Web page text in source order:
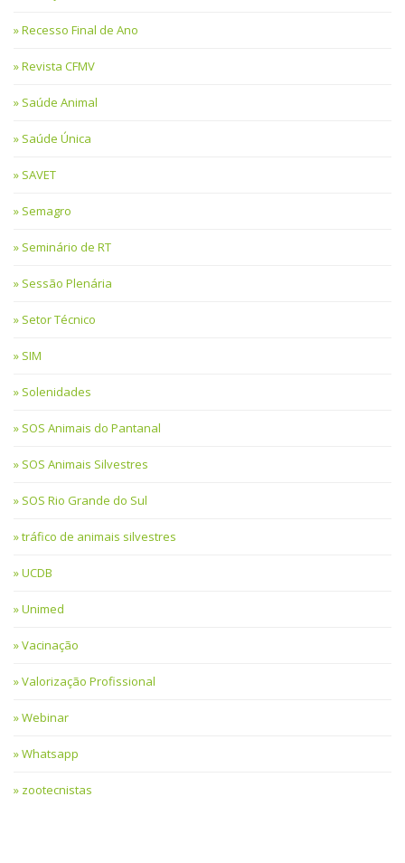
Recesso Final de Ano
Revista CFMV
Saúde Animal
Saúde Única
SAVET
Semagro
Seminário de RT
Sessão Plenária
Setor Técnico
SIM
Solenidades
SOS Animais do Pantanal
SOS Animais Silvestres
SOS Rio Grande do Sul
tráfico de animais silvestres
UCDB
Unimed
Vacinação
Valorização Profissional
Webinar
Whatsapp
zootecnistas